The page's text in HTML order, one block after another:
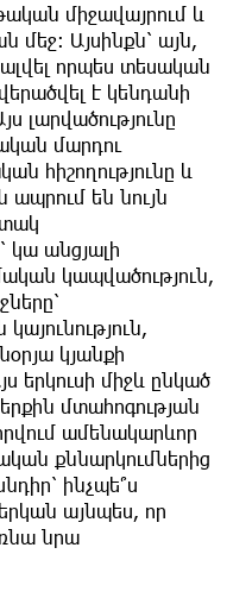
միջավայրում և
մեջ։ Այսինքն՝ այն,
որպես տեսական
է կենդանի
լարվածությունը
մարդու
հիշողությունը և
ապրում են նույն
կա անցյալի
կապվածություն,
կյանքի
երկուսի միջև ընկած
մտահոգության
ամենակարևոր
քննարկումներից
ինչպե՞ս
այնպես, որ
նրա